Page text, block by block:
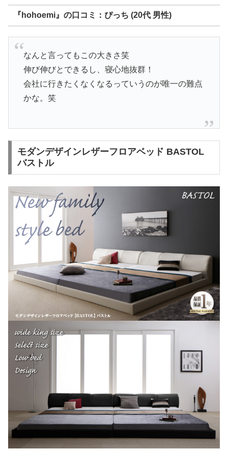
『hohoemi』の口コミ：ぴっち (20代 男性)
なんと言ってもこの大きさ笑
伸び伸びとできるし、寝心地抜群！
会社に行きたくなくなるっていうのが唯一の難点
かな。笑
モダンデザインレザーフロアベッド BASTOL
バストル